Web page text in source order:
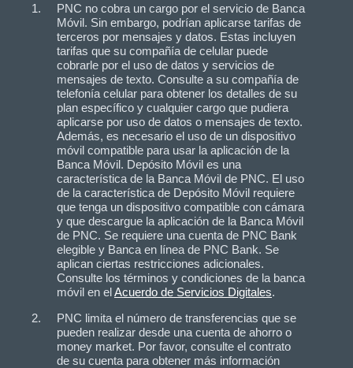
PNC no cobra un cargo por el servicio de Banca
Móvil. Sin embargo, podrían aplicarse tarifas de
terceros por mensajes y datos. Estas incluyen
tarifas que su compañía de celular puede
cobrarle por el uso de datos y servicios de
mensajes de texto. Consulte a su compañía de
telefonía celular para obtener los detalles de su
plan específico y cualquier cargo que pudiera
aplicarse por uso de datos o mensajes de texto.
Además, es necesario el uso de un dispositivo
móvil compatible para usar la aplicación de la
Banca Móvil. Depósito Móvil es una
característica de la Banca Móvil de PNC. El uso
de la característica de Depósito Móvil requiere
que tenga un dispositivo compatible con cámara
y que descargue la aplicación de la Banca Móvil
de PNC. Se requiere una cuenta de PNC Bank
elegible y Banca en línea de PNC Bank. Se
aplican ciertas restricciones adicionales.
Consulte los términos y condiciones de la banca
móvil en elAcuerdo de Servicios Digitales.
PNC limita el número de transferencias que se
pueden realizar desde una cuenta de ahorro o
money market. Por favor, consulte el contrato
de su cuenta para obtener más información